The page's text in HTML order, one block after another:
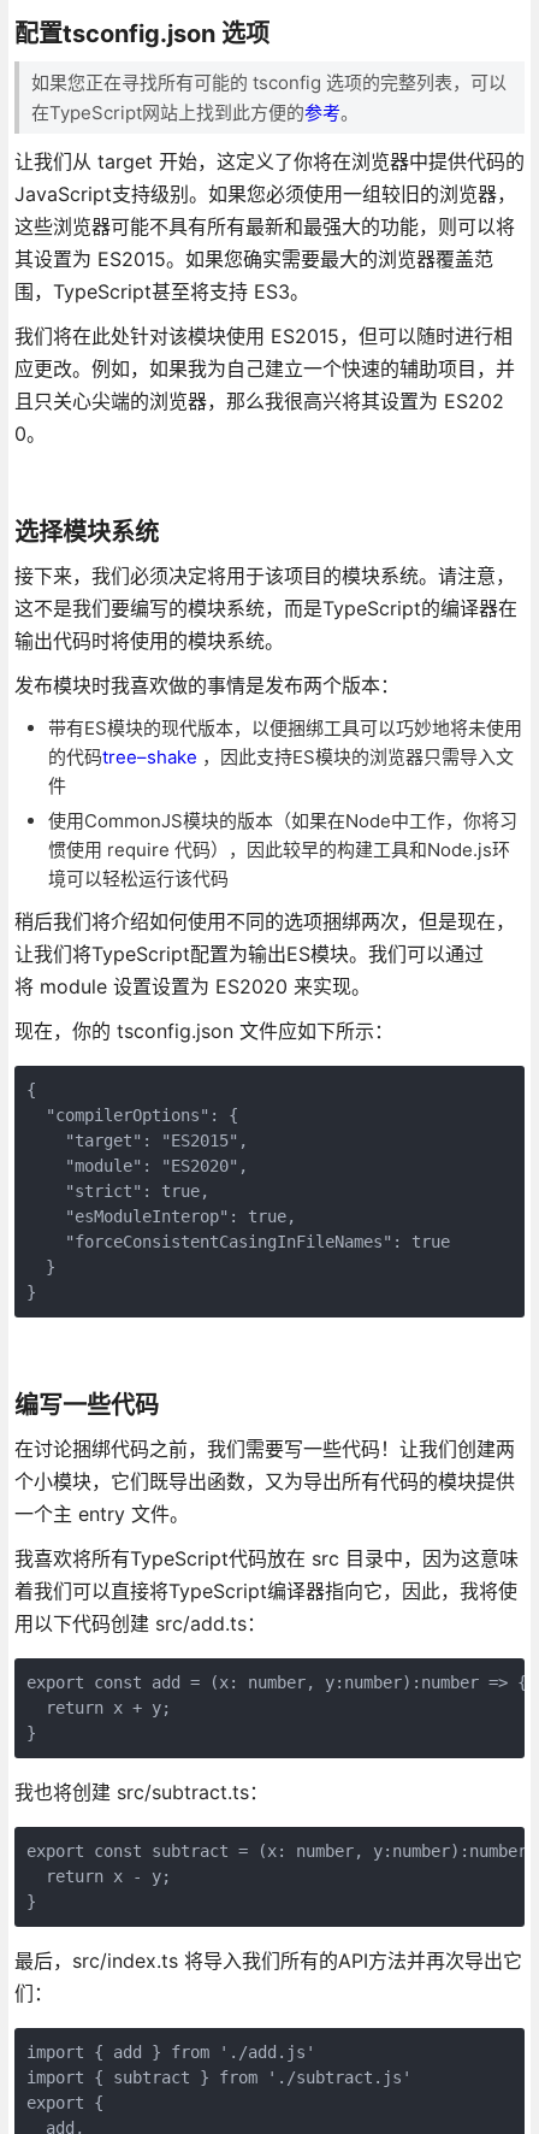
配置tsconfig.json 选项
如果您正在寻找所有可能的 tsconfig 选项的完整列表，可以
在TypeScript网站上找到此方便的参考。
让我们从 target 开始，这定义了你将在浏览器中提供代码的
JavaScript支持级别。如果您必须使用一组较旧的浏览器，
这些浏览器可能不具有所有最新和最强大的功能，则可以将
其设置为 ES2015。如果您确实需要最大的浏览器覆盖范
围，TypeScript甚至将支持 ES3。
我们将在此处针对该模块使用 ES2015，但可以随时进行相
应更改。例如，如果我为自己建立一个快速的辅助项目，并
且只关心尖端的浏览器，那么我很高兴将其设置为 ES202
0。
选择模块系统
接下来，我们必须决定将用于该项目的模块系统。请注意，
这不是我们要编写的模块系统，而是TypeScript的编译器在
输出代码时将使用的模块系统。
发布模块时我喜欢做的事情是发布两个版本：
带有ES模块的现代版本，以便捆绑工具可以巧妙地将未使用
的代码tree–shake ，因此支持ES模块的浏览器只需导入文
件
使用CommonJS模块的版本（如果在Node中工作，你将习
惯使用 require 代码），因此较早的构建工具和Node.js环
境可以轻松运行该代码
稍后我们将介绍如何使用不同的选项捆绑两次，但是现在，
让我们将TypeScript配置为输出ES模块。我们可以通过
将 module 设置设置为 ES2020 来实现。
现在，你的 tsconfig.json 文件应如下所示：
{
  "compilerOptions": {
    "target": "ES2015",
    "module": "ES2020",
    "strict": true,
    "esModuleInterop": true,
    "forceConsistentCasingInFileNames": true
  }
}
编写一些代码
在讨论捆绑代码之前，我们需要写一些代码！让我们创建两
个小模块，它们既导出函数，又为导出所有代码的模块提供
一个主 entry 文件。
我喜欢将所有TypeScript代码放在 src 目录中，因为这意味
着我们可以直接将TypeScript编译器指向它，因此，我将使
用以下代码创建 src/add.ts：
export const add = (x: number, y:number):number => {
  return x + y;
}
我也将创建 src/subtract.ts：
export const subtract = (x: number, y:number):number
  return x - y;
}
最后，src/index.ts 将导入我们所有的API方法并再次导出它
们：
import { add } from './add.js'
import { subtract } from './subtract.js'
export {
  add,